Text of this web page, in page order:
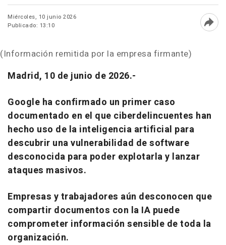
Miércoles, 10 junio 2026
Publicado: 13:10
(Información remitida por la empresa firmante)
Madrid, 10 de junio de 2026.-
Google ha confirmado un primer caso
documentado en el que ciberdelincuentes han
hecho uso de la inteligencia artificial para
descubrir una vulnerabilidad de software
desconocida para poder explotarla y lanzar
ataques masivos.
Empresas y trabajadores aún desconocen que
compartir documentos con la IA puede
comprometer información sensible de toda la
organización.